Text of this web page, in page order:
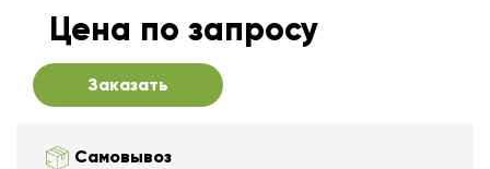
Цена по запросу
Заказать
Самовывоз